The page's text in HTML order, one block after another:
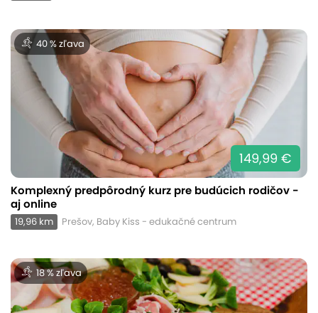
40 % zľava
149,99 €
Komplexný predpôrodný kurz pre budúcich rodičov -
aj online
19,96 km Prešov, Baby Kiss - edukačné centrum
18 % zľava